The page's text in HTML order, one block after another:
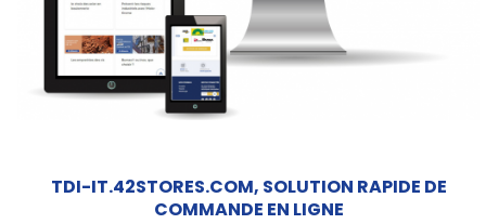
Documentazione
Il
Il
TDI-IT.42STORES.COM, SOLUTION RAPIDE DE
COMMANDE EN LIGNE